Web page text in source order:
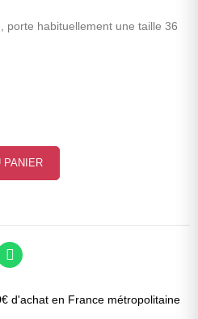
porte habituellement une taille 36
PANIER
d'achat en France métropolitaine